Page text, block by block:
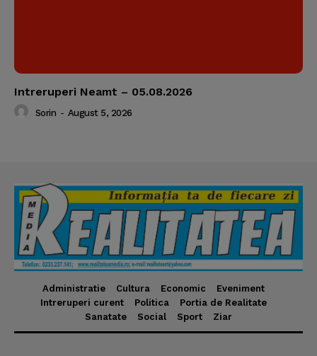
Intreruperi Neamt – 05.08.2026
Sorin - August 5, 2026
Administratie Cultura Economic
Eveniment
Intreruperi curent
Politica
Portia de Realitate
Sanatate
Social Sport Ziar